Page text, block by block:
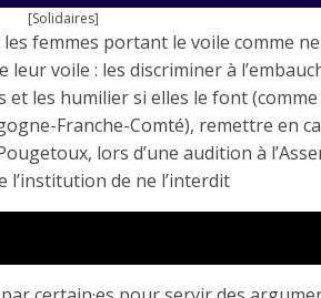
[Solidaires]
femmes portant le voile comme
voile : les discriminer à
les humilier si elles le font (comme
Franche-Comté), remettre en
lors d’une audition à
de ne l’interdit